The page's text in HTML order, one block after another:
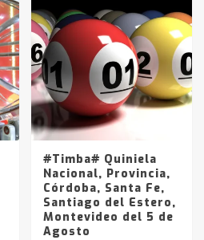
#Timba# Quiniela
Nacional, Provincia,
Córdoba, Santa Fe,
Santiago del Estero,
Montevideo del 5 de
Agosto